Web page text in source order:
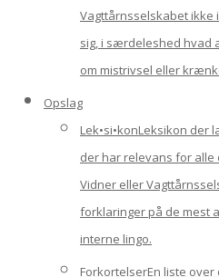
Vagttårnsselskabet
sig, i særdeleshed hvad
om mistrivsel eller
Opslag
Lek•si•konLeksikon der
der har relevans for alle
Vidner eller
forklaringer på de mest
interne lingo.
ForkortelserEn liste